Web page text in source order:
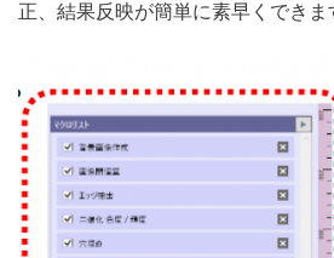
正、結果反映が簡単に素早くできま